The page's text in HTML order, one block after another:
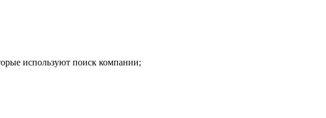
используют поиск компании;